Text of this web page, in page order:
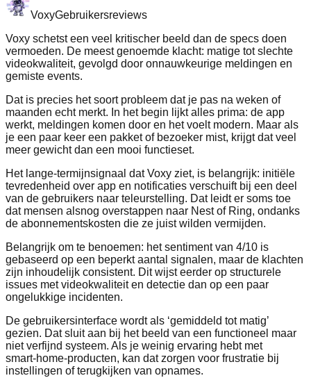
VoxyGebruikersreviews
Voxy schetst een veel kritischer beeld dan de specs doen
vermoeden. De meest genoemde klacht: matige tot slechte
videokwaliteit, gevolgd door onnauwkeurige meldingen en
gemiste events.
Dat is precies het soort probleem dat je pas na weken of
maanden echt merkt. In het begin lijkt alles prima: de app
werkt, meldingen komen door en het voelt modern. Maar als
je een paar keer een pakket of bezoeker mist, krijgt dat veel
meer gewicht dan een mooi functieset.
Het lange‑termijnsignaal dat Voxy ziet, is belangrijk: initiële
tevredenheid over app en notificaties verschuift bij een deel
van de gebruikers naar teleurstelling. Dat leidt er soms toe
dat mensen alsnog overstappen naar Nest of Ring, ondanks
de abonnementskosten die ze juist wilden vermijden.
Belangrijk om te benoemen: het sentiment van 4/10 is
gebaseerd op een beperkt aantal signalen, maar de klachten
zijn inhoudelijk consistent. Dit wijst eerder op structurele
issues met videokwaliteit en detectie dan op een paar
ongelukkige incidenten.
De gebruikersinterface wordt als ‘gemiddeld tot matig’
gezien. Dat sluit aan bij het beeld van een functioneel maar
niet verfijnd systeem. Als je weinig ervaring hebt met
smart‑home‑producten, kan dat zorgen voor frustratie bij
instellingen of terugkijken van opnames.